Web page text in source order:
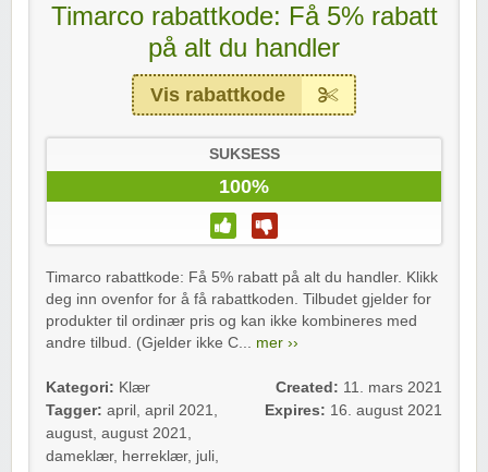
Timarco rabattkode: Få 5% rabatt
på alt du handler
Vis rabattkode
SUKSESS
100%
Timarco rabattkode: Få 5% rabatt på alt du handler. Klikk
deg inn ovenfor for å få rabattkoden. Tilbudet gjelder for
produkter til ordinær pris og kan ikke kombineres med
andre tilbud. (Gjelder ikke C... mer ››
Kategori: Klær
Tagger: april , april 2021,
august, august 2021,
dameklær, herreklær, juli,
Created: 11. mars 2021
Expires: 16. august 2021